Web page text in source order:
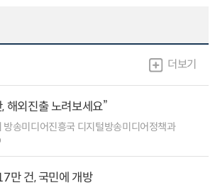
더보기
해외진출 노려보세요”
방송미디어진흥국 디지털방송미디어정책과
만 건, 국민에 개방